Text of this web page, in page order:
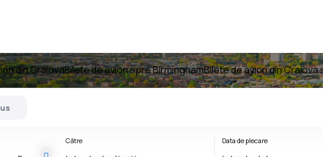
din CraiovaBilete de avion spre BirminghamBilete de avion din Craiova
Către Data de plecare